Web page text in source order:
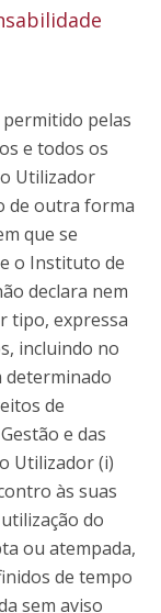
permitido pelas
e todos os
Utilizador
de outra forma
que se
o Instituto de
declara nem
tipo, expressa
incluindo no
determinado
de
e das
Utilizador (i)
às suas
do
ou atempada,
de tempo
sem aviso